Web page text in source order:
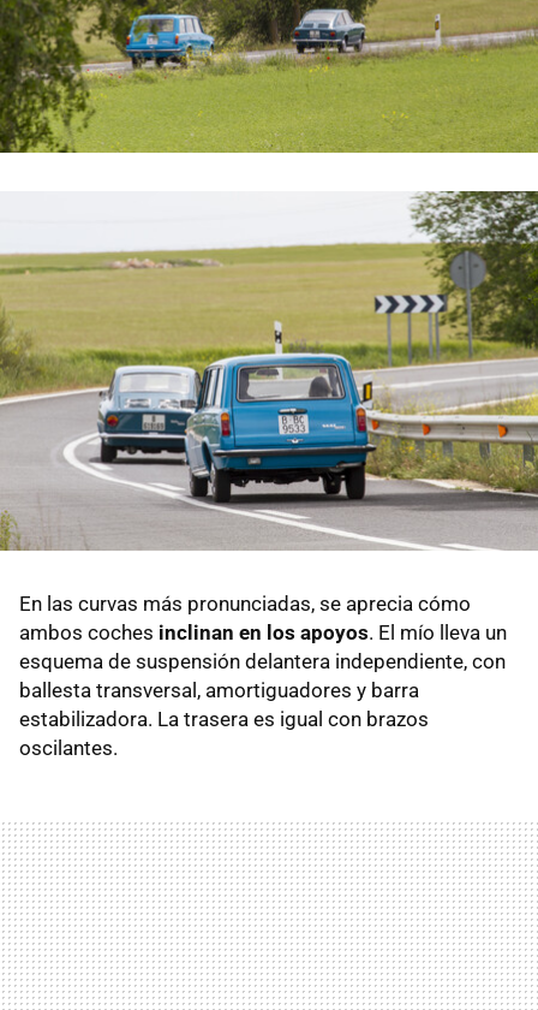
En las curvas más pronunciadas, se aprecia cómo
ambos coches inclinan en los apoyos. El mío lleva un
esquema de suspensión delantera independiente, con
ballesta transversal, amortiguadores y barra
estabilizadora. La trasera es igual con brazos
oscilantes.